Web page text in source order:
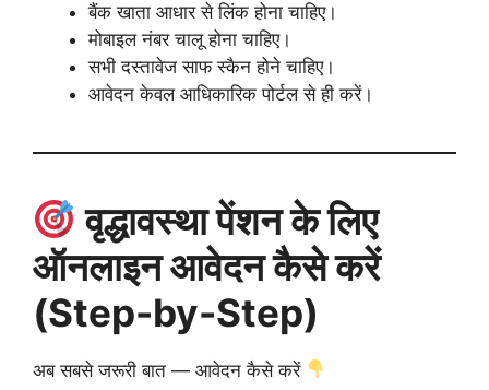
बैंक खाता आधार से लिंक होना चाहिए।
मोबाइल नंबर चालू होना चाहिए।
सभी दस्तावेज साफ स्कैन होने चाहिए।
आवेदन केवल आधिकारिक पोर्टल से ही करें।
वृद्धावस्था पेंशन के लिए
ऑनलाइन आवेदन कैसे करें
(Step-by-Step)
अब सबसे जरूरी बात — आवेदन कैसे करें